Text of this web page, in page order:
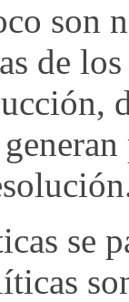
son
de
se